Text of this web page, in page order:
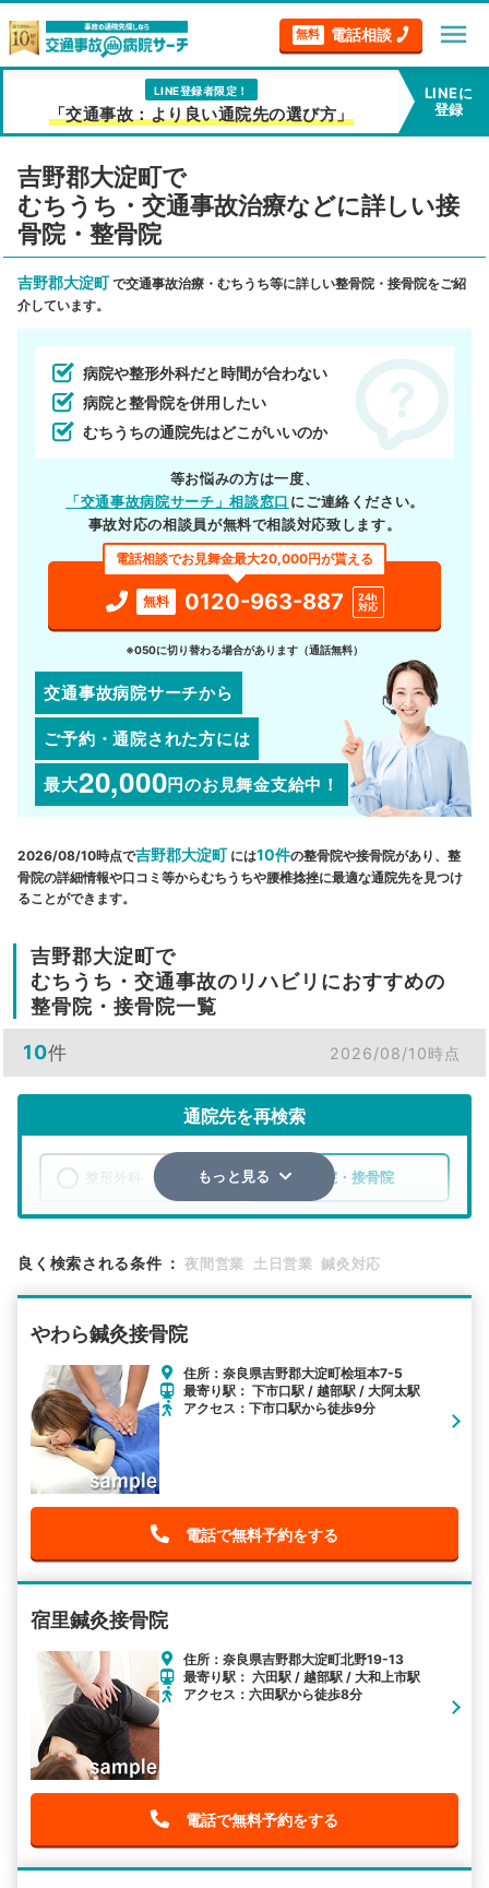
無料 電話相談 menu
LINE登録者限定！
「交通事故：より良い通院先の選び方」
LINEに
登録
吉野郡大淀町で
むちうち・交通事故治療などに詳しい接
骨院・整骨院
吉野郡大淀町で交通事故治療・むちうち等に詳しい整骨院・接骨院をご紹
介しています。
病院や整形外科だと時間が合わない
病院と整骨院を併用したい
むちうちの通院先はどこがいいのか
等お悩みの方は一度、
「交通事故病院サーチ」相談窓口 にご連絡ください。
事故対応の相談員が無料で相談対応致します。
電話相談でお見舞金最大20,000円が貰える
無料 0120-963-887
24h
対応
※050に切り替わる場合があります（通話無料）
交通事故病院サーチから
ご予約・通院された方には
最大20,000円のお見舞金支給中！
2026/08/10時点で吉野郡大淀町 には10件の整骨院や接骨院があり、整
骨院の詳細情報や口コミ等からむちうちや腰椎捻挫に最適な通院先を見つけ
ることができます。
吉野郡大淀町で
むちうち・交通事故のリハビリにおすすめの
整骨院・接骨院一覧
10件 2026/08/10時点
通院先を再検索
整骨院・接骨院
検索する
その他の検索方法
駅から探す
もっと見る
良く検索される条件 ： 夜間営業 土日営業 鍼灸対応
やわら鍼灸接骨院
住所：奈良県吉野郡大淀町桧垣本7-5
最寄り駅： 下市口駅 / 越部駅 / 大阿太駅
アクセス：下市口駅から徒歩9分
電話で無料予約をする
宿里鍼灸接骨院
住所：奈良県吉野郡大淀町北野19-13
最寄り駅： 六田駅 / 越部駅 / 大和上市駅
アクセス：六田駅から徒歩8分
電話で無料予約をする